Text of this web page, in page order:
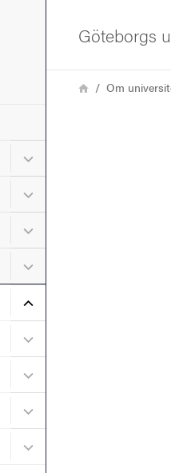
Undermeny för Studera
Undermeny för Forskning
Undermeny för
Undermeny för
Undermeny för Om
Undermeny för Kontakt
Undermeny för Jobba
Undermeny för
Undermeny för Vision
Göteborgs
LänkstigHemOm